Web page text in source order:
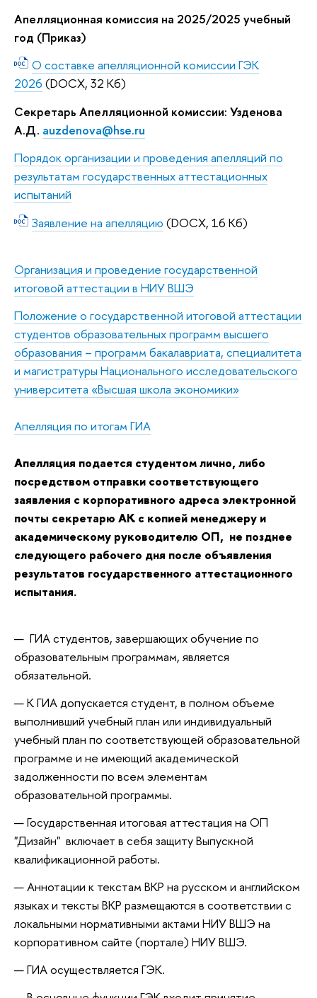
Апелляционная комиссия на 2025/2025 учебный
год (Приказ)
О составке апелляционной комиссии ГЭК
2026 (DOCX, 32 Кб)
Секретарь Апелляционной комиссии: Узденова
А.Д. auzdenova@hse.ru
Порядок организации и проведения апелляций по
результатам государственных аттестационных
испытаний
Заявление на апелляцию (DOCX, 16 Кб)
Организация и проведение государственной
итоговой аттестации в НИУ ВШЭ
Положение о государственной итоговой аттестации
студентов образовательных программ высшего
образования – программ бакалавриата, специалитета
и магистратуры Национального исследовательского
университета «Высшая школа экономики»
Апелляция по итогам ГИА
Апелляция подается студентом лично, либо
посредством отправки соответствующего
заявления с корпоративного адреса электронной
почты секретарю АК с копией менеджеру и
академическому руководителю ОП, не позднее
следующего рабочего дня после объявления
результатов государственного аттестационного
испытания.
ГИА студентов, завершающих обучение по
образовательным программам, является
обязательной.
К ГИА допускается студент, в полном объеме
выполнивший учебный план или индивидуальный
учебный план по соответствующей образовательной
программе и не имеющий академической
задолженности по всем элементам
образовательной программы.
Государственная итоговая аттестация на ОП
"Дизайн" включает в себя защиту Выпускной
квалификационной работы.
Аннотации к текстам ВКР на русском и английском
языках и тексты ВКР размещаются в соответствии с
локальными нормативными актами НИУ ВШЭ на
корпоративном сайте (портале) НИУ ВШЭ.
ГИА осуществляется ГЭК.